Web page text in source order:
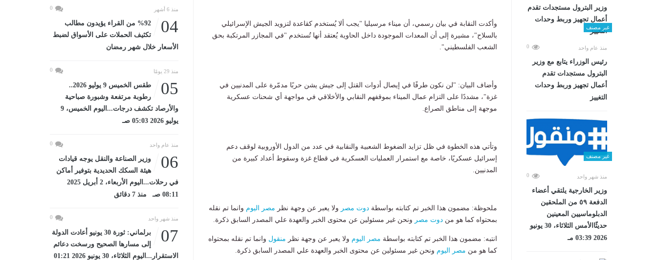
غير مصنف
منذ عام واحد 0
رئيس الوزراء يتابع مع وزير
البترول مستجدات تقدم
أعمال تجهيز وربط وحدات
التغييز
غير مصنف
منذ شهر واحد 0
وزير الخارجية يلتقي أعضاء
الدفعة ٥٩ من الملحقين
الدبلوماسيين المعينين
حديثًاالأمس الثلاثاء، 30 يونيو
2026 03:39 مـ
وأكدت النقابة في بيان رسمي، أن ميناء مرسيليا "يجب ألا يُستخدم كقاعدة لتزويد الجيش الإسرائيلي
بالسلاح"، مشيرة إلى أن المعدات الموجودة داخل الحاوية يُعتقد أنها تُستخدم "في المجازر المرتكبة بحق
الشعب الفلسطيني".
وأضاف البيان: "لن نكون طرفًا في إيصال أدوات القتل إلى جيش يشن حربًا مدمّرة على المدنيين في
غزة"، مشددًا على التزام عمال الميناء بموقفهم النقابي والأخلاقي في مواجهة أي شحنات عسكرية
موجهة إلى مناطق الصراع.
وتأتي هذه الخطوة في ظل تزايد الضغوط الشعبية والنقابية في عدد من الدول الأوروبية لوقف دعم
إسرائيل عسكريًا، خاصة مع استمرار العمليات العسكرية في قطاع غزة وسقوط أعداد كبيرة من
المدنيين.
ملحوظة: مضمون هذا الخبر تم كتابته بواسطة دوت مصر ولا يعبر عن وجهة نظر مصر اليوم وانما تم نقله
بمحتواه كما هو من دوت مصر ونحن غير مسئولين عن محتوى الخبر والعهدة علي المصدر السابق ذكرة.
انتبه: مضمون هذا الخبر تم كتابته بواسطة مصر اليوم ولا يعبر عن وجهة نظر منقول وانما تم نقله بمحتواه
كما هو من مصر اليوم ونحن غير مسئولين عن محتوى الخبر والعهدة علي المصدر السابق ذكرة.
منذ 6 أشهر 0
04
%92 من القراء يؤيدون مطالب
تكثيف الحملات على الأسواق لضبط
الأسعار خلال شهر رمضان
منذ 29 يومًا 0
05
طقس الخميس 9 يوليو 2026..
رطوبة مرتفعة وشبورة صباحية
والأرصاد تكشف درجات...اليوم الخميس، 9
يوليو 2026 05:03 صـ
منذ عام واحد 0
06
وزير الصناعة والنقل يوجه قيادات
هيئة السكك الحديدية بتوفير أماكن
في رحلات...اليوم الأربعاء، 2 أبريل 2025
08:11 صـ منذ 7 دقائق
منذ شهر واحد 0
07
برلماني: ثورة 30 يونيو أعادت الدولة
إلى مسارها الصحيح ورسخت دعائم
الاستقرار...اليوم الثلاثاء، 30 يونيو 2026 01:21